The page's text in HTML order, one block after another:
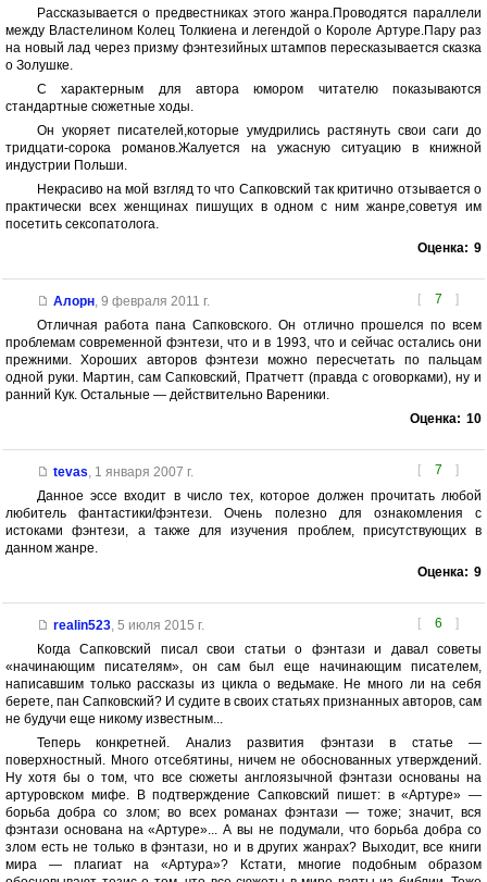
Рассказывается о предвестниках этого жанра.Проводятся параллели
между Властелином Колец Толкиена и легендой о Короле Артуре.Пару раз
на новый лад через призму фэнтезийных штампов пересказывается сказка
о Золушке.
С характерным для автора юмором читателю показываются
стандартные сюжетные ходы.
Он укоряет писателей,которые умудрились растянуть свои саги до
тридцати-сорока романов.Жалуется на ужасную ситуацию в книжной
индустрии Польши.
Некрасиво на мой взгляд то что Сапковский так критично отзывается о
практически всех женщинах пишущих в одном с ним жанре,советуя им
посетить сексопатолога.
Оценка: 9
[ 7 ]
Алорн, 9 февраля 2011 г.
Отличная работа пана Сапковского. Он отлично прошелся по всем
проблемам современной фэнтези, что и в 1993, что и сейчас остались они
прежними. Хороших авторов фэнтези можно пересчетать по пальцам
одной руки. Мартин, сам Сапковский, Пратчетт (правда с оговорками), ну и
ранний Кук. Остальные — действительно Вареники.
Оценка: 10
[ 7 ]
tevas, 1 января 2007 г.
Данное эссе входит в число тех, которое должен прочитать любой
любитель фантастики/фэнтези. Очень полезно для ознакомления с
истоками фэнтези, а также для изучения проблем, присутствующих в
данном жанре.
Оценка: 9
[ 6 ]
realin523, 5 июля 2015 г.
Когда Сапковский писал свои статьи о фэнтази и давал советы
«начинающим писателям», он сам был еще начинающим писателем,
написавшим только рассказы из цикла о ведьмаке. Не много ли на себя
берете, пан Сапковский? И судите в своих статьях признанных авторов, сам
не будучи еще никому известным...
Теперь конкретней. Анализ развития фэнтази в статье —
поверхностный. Много отсебятины, ничем не обоснованных утверждений.
Ну хотя бы о том, что все сюжеты англоязычной фэнтази основаны на
артуровском мифе. В подтверждение Сапковский пишет: в «Артуре» —
борьба добра со злом; во всех романах фэнтази — тоже; значит, вся
фэнтази основана на «Артуре»... А вы не подумали, что борьба добра со
злом есть не только в фэнтази, но и в других жанрах? Выходит, все книги
мира — плагиат на «Артура»? Кстати, многие подобным образом